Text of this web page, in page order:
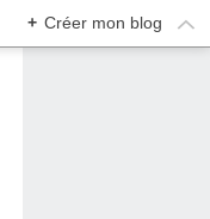
+ Créer mon blog